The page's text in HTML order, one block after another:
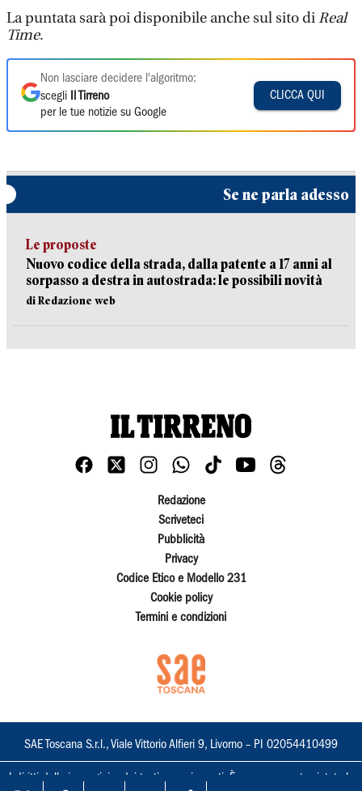
La puntata sarà poi disponibile anche sul sito diReal
Time.
Non lasciare decidere l'algoritmo:
scegli
Il Tirreno
per le tue notizie su Google
CLICCA QUI
Se ne parla adesso
Le proposte
Nuovo codice della strada, dalla patente a 17 anni al
sorpasso a destra in autostrada: le possibili novità
di Redazione web
Redazione
Scriveteci
Pubblicità
Privacy
Codice Etico e Modello 231
Cookie policy
Termini e condizioni
SAE Toscana S.r.l., Viale Vittorio Alfieri 9, Livorno – PI 02054410499
I diritti delle immagini e dei testi sono riservati. È espressamente vietata la